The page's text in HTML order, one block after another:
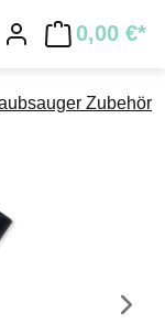
hast 0 Produkte
0,00 €*
Zubehör